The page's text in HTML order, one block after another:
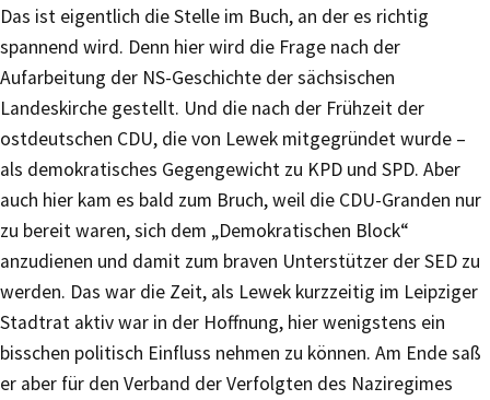
Das ist eigentlich die Stelle im Buch, an der es richtig
spannend wird. Denn hier wird die Frage nach der
Aufarbeitung der NS-Geschichte der sächsischen
Landeskirche gestellt. Und die nach der Frühzeit der
ostdeutschen CDU, die von Lewek mitgegründet wurde –
als demokratisches Gegengewicht zu KPD und SPD. Aber
auch hier kam es bald zum Bruch, weil die CDU-Granden nur
zu bereit waren, sich dem „Demokratischen Block“
anzudienen und damit zum braven Unterstützer der SED zu
werden. Das war die Zeit, als Lewek kurzzeitig im Leipziger
Stadtrat aktiv war in der Hoffnung, hier wenigstens ein
bisschen politisch Einfluss nehmen zu können. Am Ende saß
er aber für den Verband der Verfolgten des Naziregimes